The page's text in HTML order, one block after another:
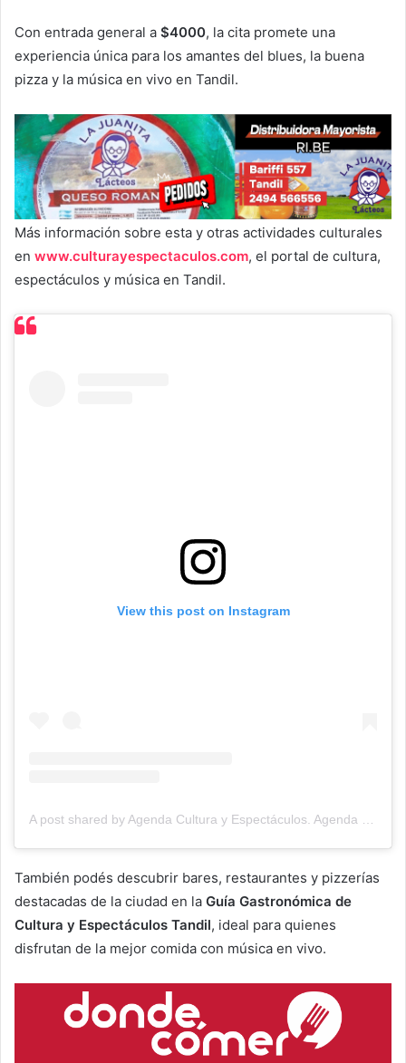
Con entrada general a $4000, la cita promete una
experiencia única para los amantes del blues, la buena
pizza y la música en vivo en Tandil.
Más información sobre esta y otras actividades culturales
en www.culturayespectaculos.com, el portal de cultura,
espectáculos y música en Tandil.
View this post on Instagram
También podés descubrir bares, restaurantes y pizzerías
destacadas de la ciudad en la Guía Gastronómica de
Cultura y Espectáculos Tandil, ideal para quienes
disfrutan de la mejor comida con música en vivo.